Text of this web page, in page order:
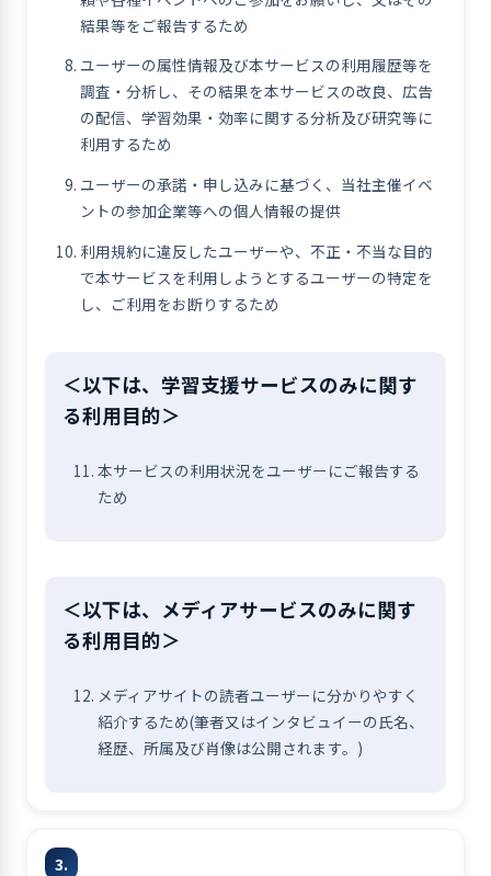
結果等をご報告するため
ユーザーの属性情報及び本サービスの利用履歴等を
調査・分析し、その結果を本サービスの改良、広告
の配信、学習効果・効率に関する分析及び研究等に
利用するため
ユーザーの承諾・申し込みに基づく、当社主催イベ
ントの参加企業等への個人情報の提供
利用規約に違反したユーザーや、不正・不当な目的
で本サービスを利用しようとするユーザーの特定を
し、ご利用をお断りするため
＜以下は、学習支援サービスのみに関す
る利用目的＞
本サービスの利用状況をユーザーにご報告する
ため
＜以下は、メディアサービスのみに関す
る利用目的＞
メディアサイトの読者ユーザーに分かりやすく
紹介するため(筆者又はインタビュイーの氏名、
経歴、所属及び肖像は公開されます。)
3.